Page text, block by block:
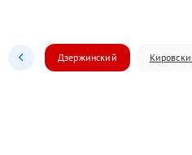
Дзержинский